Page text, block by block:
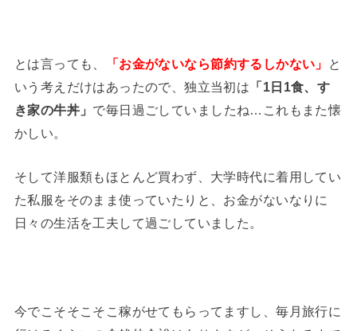
とは言っても、 「お金がないなら節約するしかない」
と
いう考えだけはあったので、独立当初は 「1日1食、す
き家の牛丼」 で毎日過ごしていましたね…これもまた懐
かしい。
そして洋服類もほとんど買わず、大学時代に着用してい
た私服をそのまま使っていたりと、お金がないなりに
日々の生活を工夫して過ごしていました。
今でこそそこそこ稼がせてもらってますし、毎月旅行に